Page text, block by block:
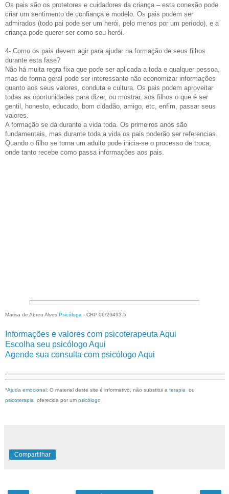
Os pais são os protetores e cuidadores da criança – esta conexão pode
criar um sentimento de confiança e modelo. Os pais podem ser
admirados (todo pai pode ser um herói, pelo menos por um período), e a
criança pode querer ser como seu herói.
4- Como os pais devem agir para ajudar na formação de seus filhos
durante esta fase?
Não há muita regra fixa que pode ser aplicada a toda e qua lquer pessoa
mas de forma geral pode ser interessante não economizar informações
quanto aos seus valores, conduta e cultura. Os pais podem aproveitar
todas as oportunidades para dizer, ou mostrar, aos filhos o que é ser
gentil, honesto, educado, bom cidadão, amigo, etc , enfim, passar seus
valores
A formação se dá durante a vida toda. Os primeiros anos são
fundamentais,
mas durante toda a vida os pais poderão ser referencias.
Quando o filho se torna um adulto pode inicia-se o processo de troca,
onde tanto recebe como passa informações aos pais.
Marisa de Abreu Alves Psicóloga - CRP 06/29493-5
Informações e valores com psicoterapeuta Aqui
Escolha seu psicólogo Aqui
Agende sua consulta com psicólogo Aqui
*Ajuda emocional: O material deste site é informativo, não substitui a terapia ou
psicoterapia oferecida por um psicólogo
Compartilhar